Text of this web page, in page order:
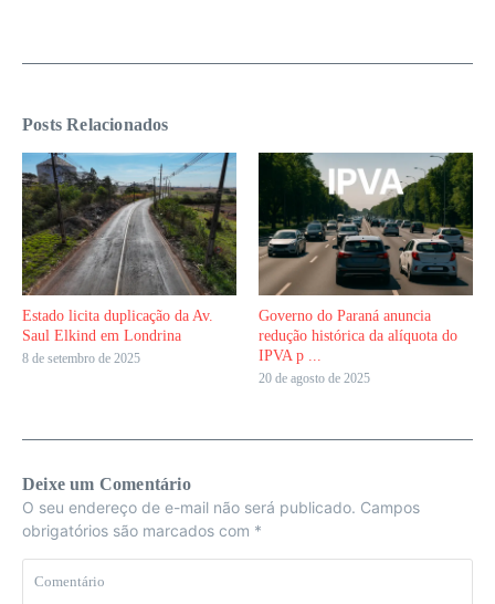
Posts Relacionados
Estado licita duplicação da Av.
Saul Elkind em Londrina
8 de setembro de 2025
Governo do Paraná anuncia
redução histórica da alíquota do
IPVA p ...
20 de agosto de 2025
Deixe um Comentário
O seu endereço de e-mail não será publicado. Campos
obrigatórios são marcados com *